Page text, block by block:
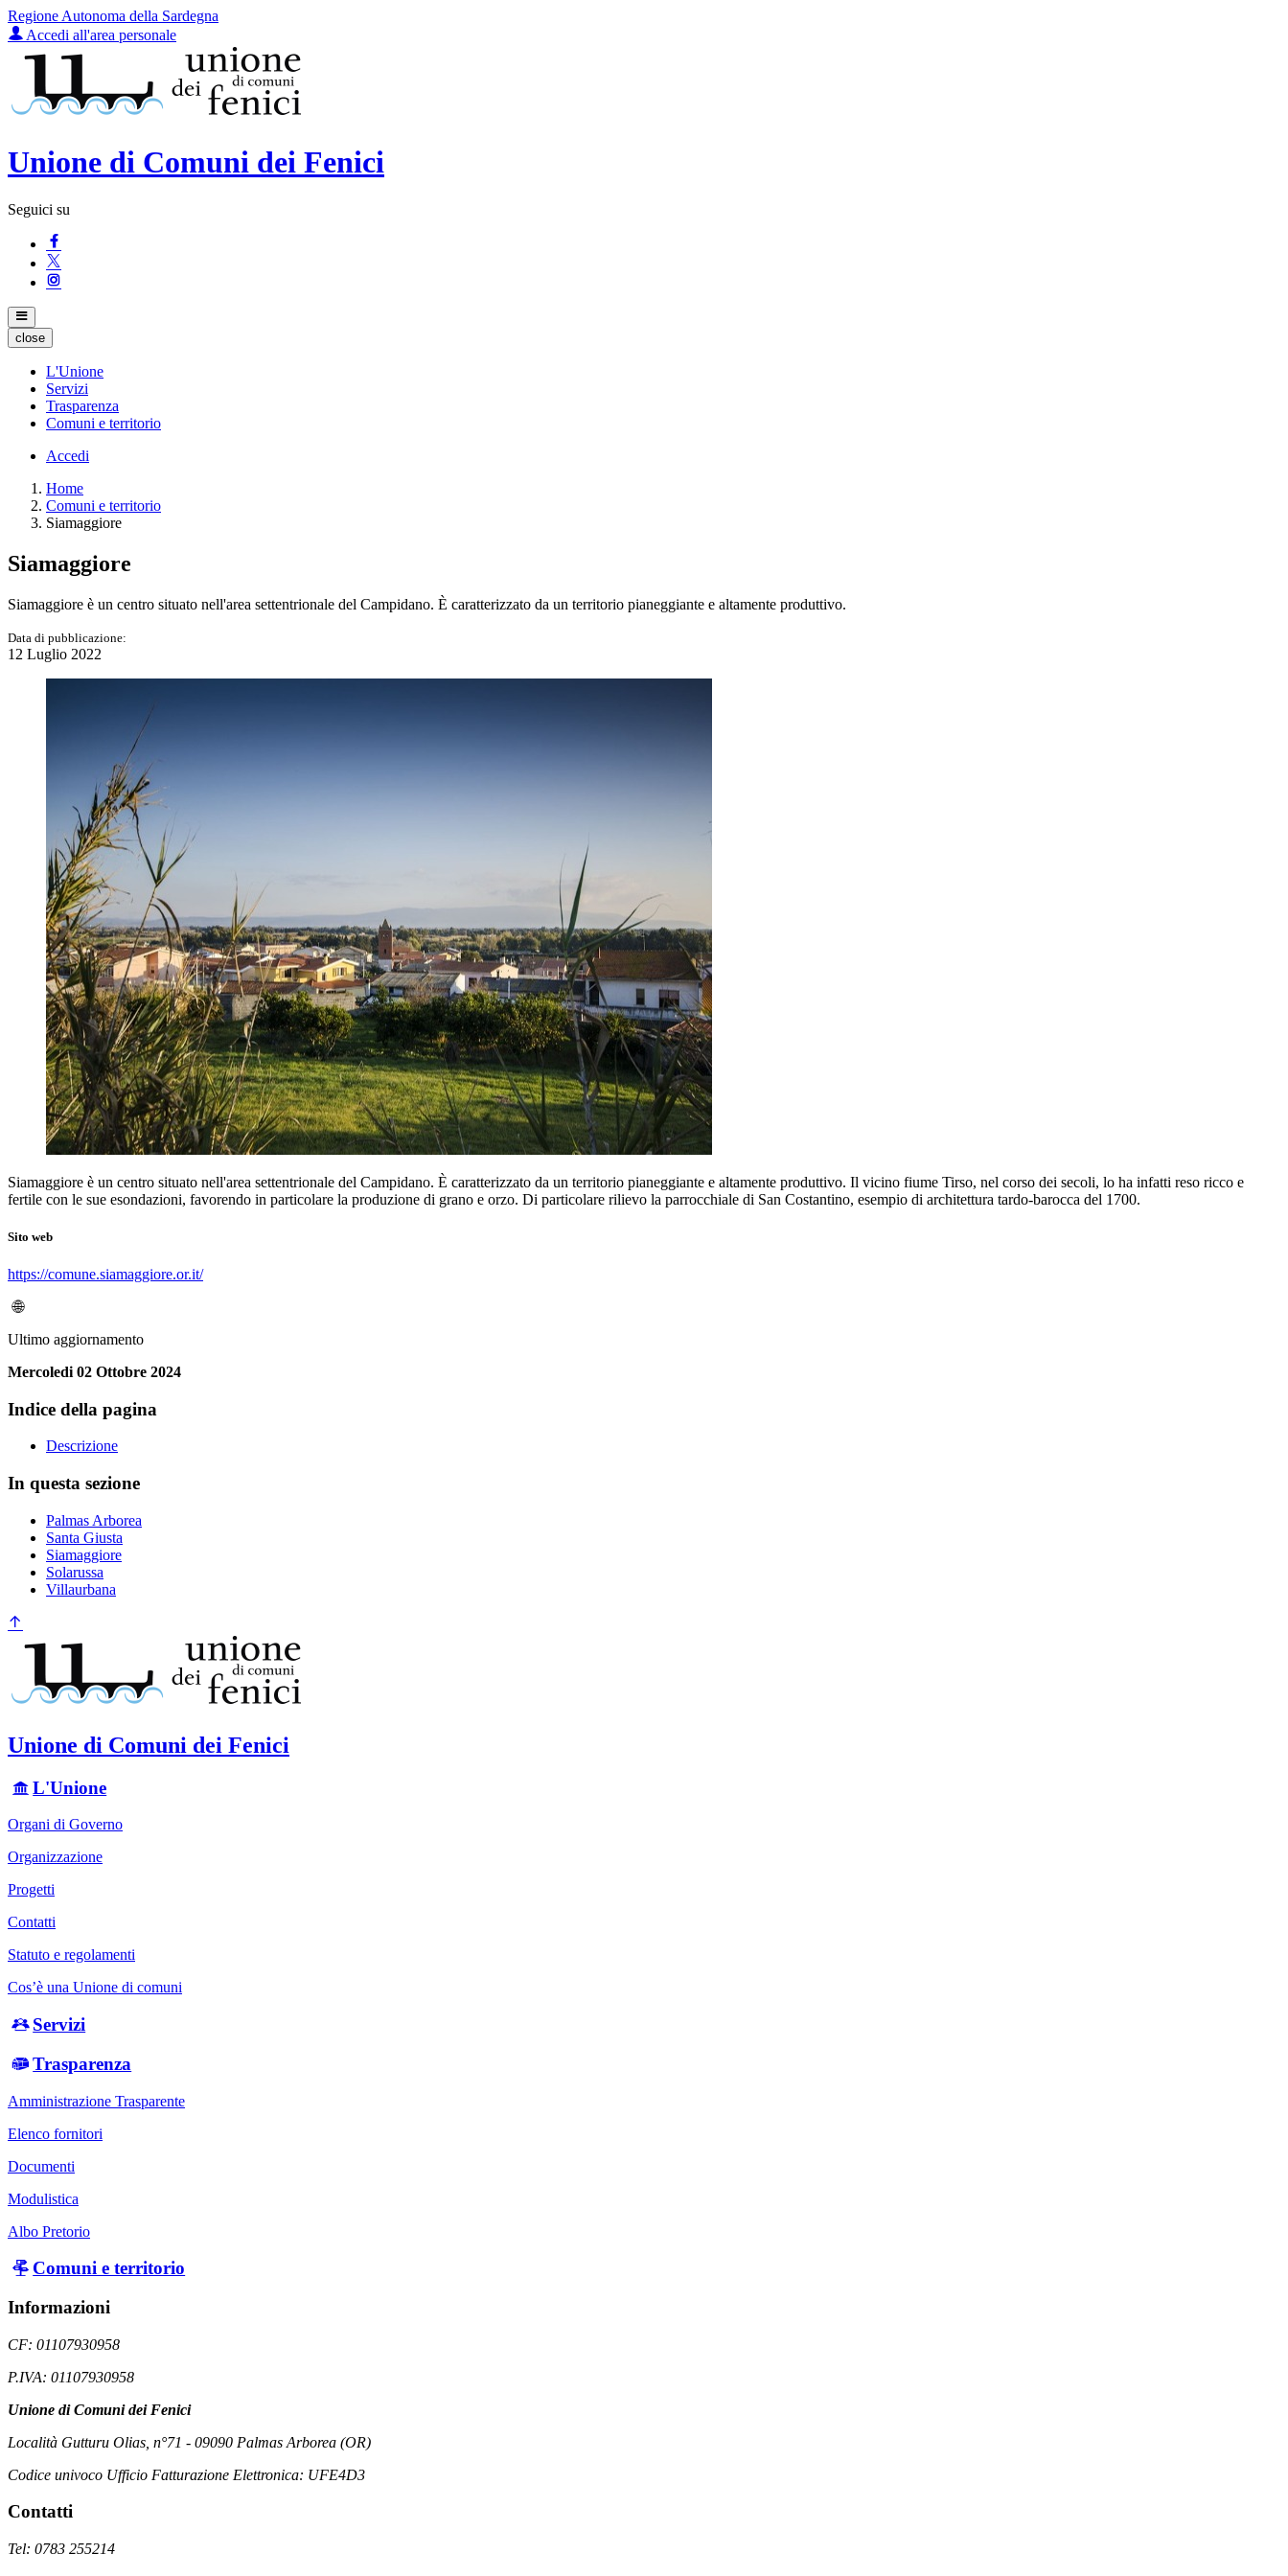
Regione Autonoma della Sardegna
Accedi all'area personale
Unione di Comuni dei Fenici
Seguici su
close
L'Unione
Servizi
Trasparenza
Comuni e territorio
Accedi
Home
Comuni e territorio
Siamaggiore
Siamaggiore
Siamaggiore è un centro situato nell'area settentrionale del Campidano. È caratterizzato da un territorio pianeggiante e altamente produttivo.
Data di pubblicazione:
12 Luglio 2022
Siamaggiore è un centro situato nell'area settentrionale del Campidano. È caratterizzato da un territorio pianeggiante e altamente produttivo. Il vicino fiume Tirso, nel corso dei secoli, lo ha infatti reso ricco e
fertile con le sue esondazioni, favorendo in particolare la produzione di grano e orzo. Di particolare rilievo la parrocchiale di San Costantino, esempio di architettura tardo-barocca del 1700.
Sito web
https://comune.siamaggiore.or.it/
Ultimo aggiornamento
Mercoledi 02 Ottobre 2024
Indice della pagina
Descrizione
In questa sezione
Palmas Arborea
Santa Giusta
Siamaggiore
Solarussa
Villaurbana
Unione di Comuni dei Fenici
L'Unione
Organi di Governo
Organizzazione
Progetti
Contatti
Statuto e regolamenti
Cos’è una Unione di comuni
Servizi
Trasparenza
Amministrazione Trasparente
Elenco fornitori
Documenti
Modulistica
Albo Pretorio
Comuni e territorio
Informazioni
CF: 01107930958
P.IVA: 01107930958
Unione di Comuni dei Fenici
Località Gutturu Olias, n°71 - 09090 Palmas Arborea (OR)
Codice univoco Ufficio Fatturazione Elettronica: UFE4D3
Contatti
Tel: 0783 255214